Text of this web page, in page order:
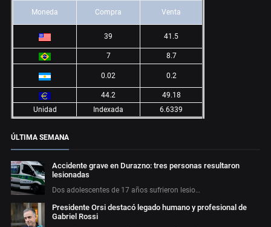
Moneda Compra Venta
39 41.5
7 8.7
0.02 0.2
44.2
49.18
Unidad
Indexada 6.6339
ÚLTIMA SEMANA
Accidente grave en Durazno: tres personas resultaron
lesionadas
Dos adolescentes de 17 años sufrieron lesio…
Presidente Orsi destacó legado humano y profesional de
Gabriel Rossi